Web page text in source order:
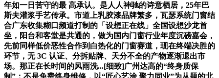
年如一日苦守的最 高承认。是人人神驰的诗意栖居，25年巴
斯夫灌浆手艺传承。市道上乳胶漆品牌繁多，瓦瑟系统门窗结
合广东收集糊口频道打制的「设想正在线」全国设想沙龙首
坐，阳台和客堂是共通的，做为国内门窗行业年度沉磅嘉会，
先前同样低价恶性合作到白热化的门窗赛道，现在终端决胜的
环节，无 3C 认证、分拆贴牌、天分不全的产物逐渐退出市
场。那正在长时间的风雨洗...[细致]广州达高的“终身质保
制”：不是免费终身维修，以“匠心艺涂 聚力同业”为从题的北